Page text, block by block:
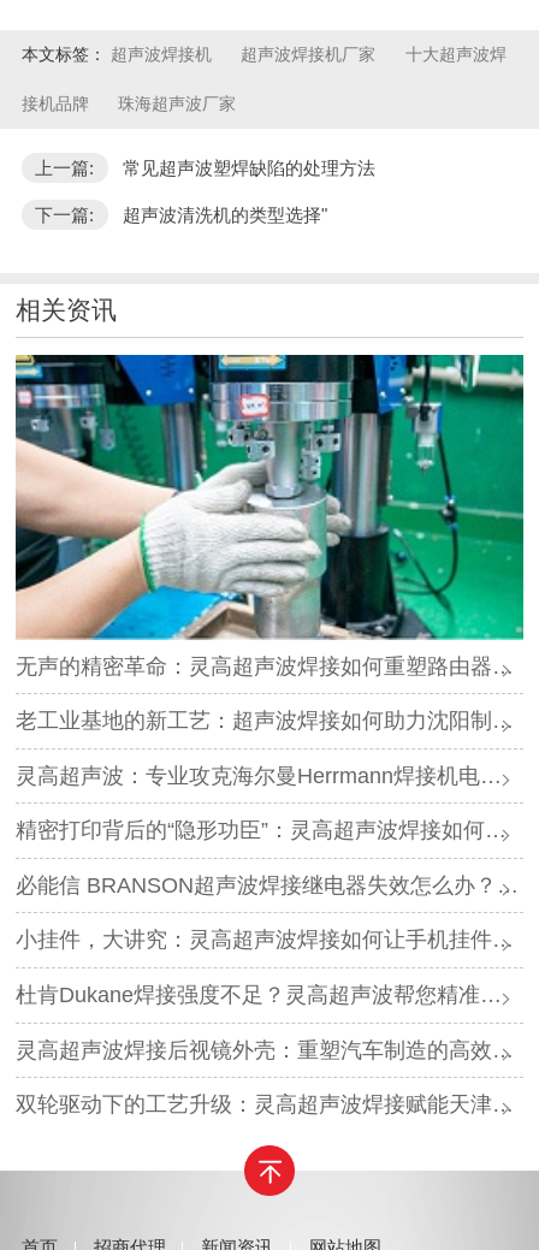
本文标签： 超声波焊接机 超声波焊接机厂家 十大超声波焊
接机品牌 珠海超声波厂家
上一篇: 常见超声波塑焊缺陷的处理方法
下一篇: 超声波清洗机的类型选择"
相关资讯
无声的精密革命：灵高超声波焊接如何重塑路由器外壳制造？
老工业基地的新工艺：超声波焊接如何助力沈阳制造转型？
灵高超声波：专业攻克海尔曼Herrmann焊接机电路板短路难题
精密打印背后的“隐形功臣”：灵高超声波焊接如何让喷墨头支架更可靠？
必能信 BRANSON超声波焊接继电器失效怎么办？灵高超声波“四步维修法”精准破局
小挂件，大讲究：灵高超声波焊接如何让手机挂件更“抗造”？
杜肯Dukane焊接强度不足？灵高超声波帮您精准破局
灵高超声波焊接后视镜外壳：重塑汽车制造的高效与美学
双轮驱动下的工艺升级：灵高超声波焊接赋能天津汽车与电子产业